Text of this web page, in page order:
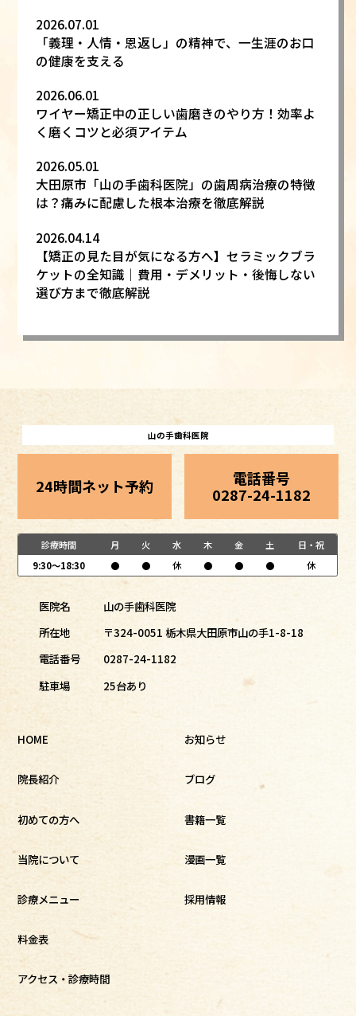
2026.07.01
「義理・人情・恩返し」の精神で、一生涯のお口
の健康を支える
2026.06.01
ワイヤー矯正中の正しい歯磨きのやり方！効率よ
く磨くコツと必須アイテム
2026.05.01
大田原市「山の手歯科医院」の歯周病治療の特徴
は？痛みに配慮した根本治療を徹底解説
2026.04.14
【矯正の見た目が気になる方へ】セラミックブラ
ケットの全知識｜費用・デメリット・後悔しない
選び方まで徹底解説
山の手歯科医院
24時間ネット予約
電話番号
0287-24-1182
診療時間 月 火 水 木 金 土
日・祝
9:30～18:30
● ● 休 ● ● ● 休
医院名
山の手歯科医院
所在地
〒324-0051 栃木県大田原市山の手1-8-18
電話番号
0287-24-1182
駐車場
25台あり
HOME
院長紹介
初めての方へ
当院について
診療メニュー
料金表
アクセス・診療時間
お知らせ
ブログ
書籍一覧
漫画一覧
採用情報